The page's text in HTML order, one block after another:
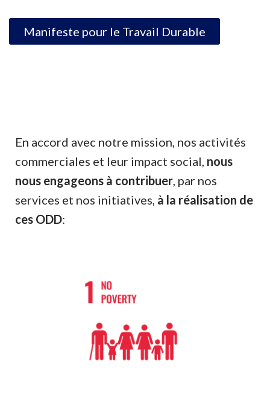
Manifeste pour le Travail Durable
En accord avec notre mission, nos activités
commerciales et leur impact social, nous
nous engageons à contribuer, par nos
services et nos initiatives, à la réalisation de
ces ODD: